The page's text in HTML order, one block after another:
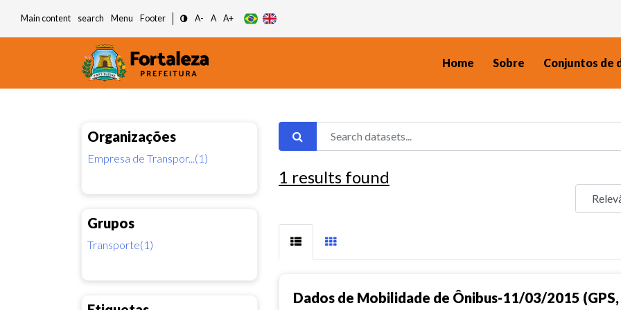
Main content search Menu Footer A- A A+
Home Sobre Conjuntos de
Organizações
Empresa de Transpor...(1)
Grupos
Transporte(1)
1 results found
Dados de Mobilidade de Ônibus-11/03/2015